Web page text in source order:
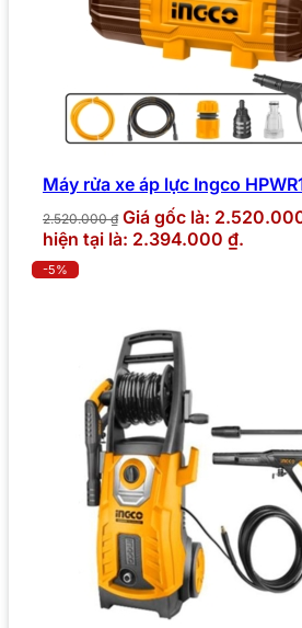
Máy rửa xe áp lực Ingco
2.520.000₫ Giá gốc là:
hiện tại là: 2.394.000 ₫.
-5%